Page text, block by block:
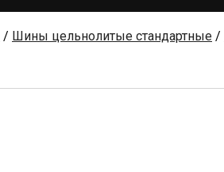
/ Шины цельнолитые стандартные /